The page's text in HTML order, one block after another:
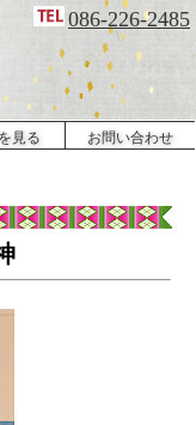
086-226-2485
見る
お問い合わせ